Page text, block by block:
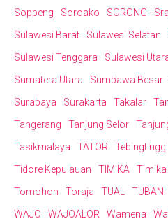
Soppeng
Soroako SORONG
Sulawesi Barat
Sulawesi Selatan
Sulawesi Tenggara
Sulawesi
Sumatera Utara
Sumbawa Besar
Surabaya
Surakarta Takalar
Tangerang
Tanjung Selor
Tasikmalaya
TATOR Tebingtinggi
Tidore Kepulauan
TIMIKA Timika
Tomohon
Toraja TUAL TUBAN
WAJO
WAJOALOR Wamena